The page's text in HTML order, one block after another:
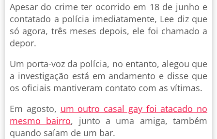
Apesar do crime ter ocorrido em 18 de junho e
contatado a polícia imediatamente, Lee diz que
só agora, três meses depois, ele foi chamado a
depor.
Um porta-voz da polícia, no entanto, alegou que
a investigação está em andamento e disse que
os oficiais mantiveram contato com as vítimas.
Em agosto, um outro casal gay foi atacado no
mesmo bairro, junto a uma amiga, também
quando saíam de um bar.